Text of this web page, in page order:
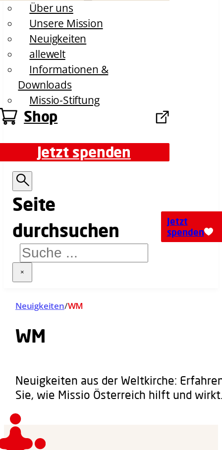
Über uns
Unsere Mission
Neuigkeiten
allewelt
Informationen &
Downloads
Missio-Stiftung
Shop
Jetzt spenden
×
Jetzt
spenden
Neuigkeiten/WM
WM
Neuigkeiten aus der Weltkirche:
Sie, wie Missio Österreich hilft und